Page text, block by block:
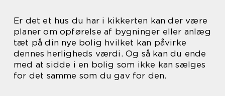
Er det et hus du har i kikkerten kan der være
planer om opførelse af bygninger eller anlæg
tæt på din nye bolig hvilket kan påvirke
dennes herligheds værdi. Og så kan du ende
med at sidde i en bolig som ikke kan sælges
for det samme som du gav for den.